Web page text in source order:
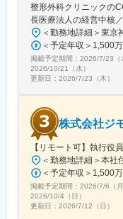
もがフラットに活
い、推進する力の
事が任されます。
入社し、活躍して
で、「こんな仕事
い」と自由にモノ
変更の範囲：会社
整形外科クリニックの
長医療法人の経営中核
掲載予定期間： 2026/7/23（
2026/10/21（水）
更新日： 2026/7/23（木）
株式会社ジ
【リモート可】執行役
掲載予定期間： 2026/7/6（月
2026/10/4（日）
更新日： 2026/7/12（日）